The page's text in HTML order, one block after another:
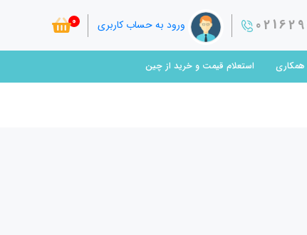
ورود به حساب کاربری 0
استعلام قیمت و خرید از چین